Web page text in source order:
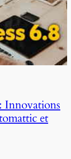
Innovations
et